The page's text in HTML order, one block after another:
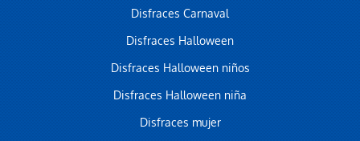
Disfraces Carnaval
Disfraces Halloween
Disfraces Halloween niños
Disfraces Halloween niña
Disfraces mujer